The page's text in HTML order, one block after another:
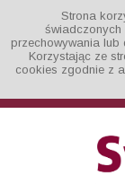
Strona
świadczonych
przechowywania
Korzystając ze
cookies zgodnie z